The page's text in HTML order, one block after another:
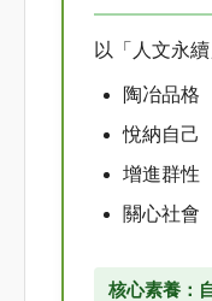
以「人文永
陶冶品格
悅納自己
增進群性
關心社會
核心素養：